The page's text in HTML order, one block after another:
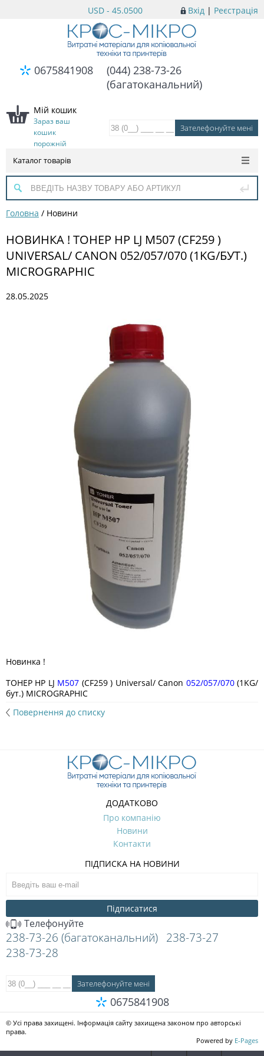
Вхід | Реєстрація
USD - 45.0500
0675841908
(044) 238-73-26
(багатоканальний)
Мій кошик
Зараз ваш
кошик
порожній
Каталог товарів
Головна / Новини
НОВИНКА ! ТОНЕР HP LJ M507 (CF259 )
UNIVERSAL/ CANON 052/057/070 (1KG/БУТ.)
MICROGRAPHIC
28.05.2025
Новинка !
ТОНЕР HP LJ M507 (CF259 ) Universal/ Canon 052/057/070(1KG/
бут.) MICROGRAPHIC
Повернення до списку
ДОДАТКОВО
Про компанію
Новини
Контакти
ПІДПИСКА НА НОВИНИ
Підписатися
Телефонуйте
238-73-26 (багатоканальний) 238-73-27
238-73-28
0675841908
© Усі права захищені. Інформація сайту захищена законом про авторські
права.
Powered by E-Pages